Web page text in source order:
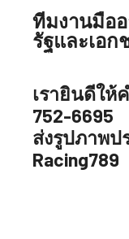
ทีมงานมือ
รัฐและเอก
เรายินดีให้
752-6695
ส่งรูปภาพป
Racing789